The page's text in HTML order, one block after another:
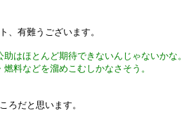
、有難うございます。
はほとんど期待できないんじゃないかな。
料などを溜めこむしかなさそう。
ろだと思います。